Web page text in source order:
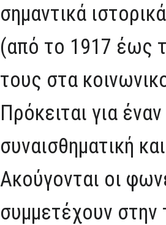
σημαντικά
(από το 1917 έως
τους στα
Πρόκειται για
συναισθηματική
Ακούγονται οι
συμμετέχουν στην